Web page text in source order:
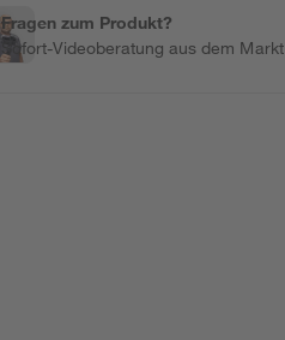
Fragen zum Produkt?
Sofort-Videoberatung aus dem Markt